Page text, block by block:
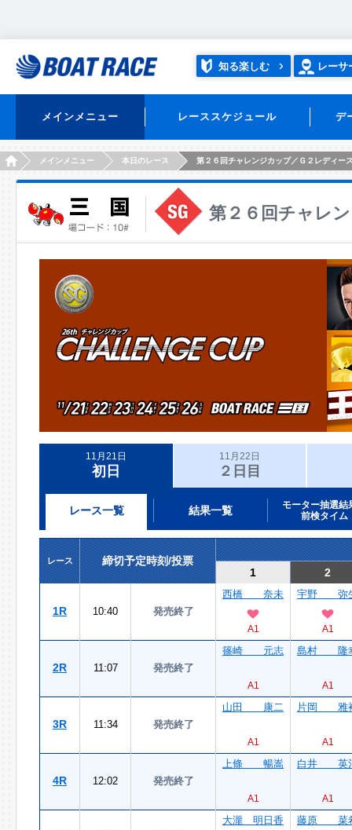
知る楽しむ レーサ
メインメニュー レーススケジュール デ
HOMEメインメニュー 本日のレース 第２６回チャレンジカップ／Ｇ２レディー
第２６回チャレ
11月21日
初日
11月22日
２日目
レース一覧 結果一覧
モーター抽選結
前検タイム
レース
締切予定時刻/投票
1
2
1R 10:40 発売終了
西橋 奈未
A1
宇野 弥
A1
2R 11:07 発売終了
篠崎 元志
A1
島村 隆
A1
3R 11:34 発売終了
山田 康二
A1
片岡 雅
A1
4R 12:02 発売終了
上條 暢嵩
A1
白井 英
A1
大瀧 明日香 藤原 菜